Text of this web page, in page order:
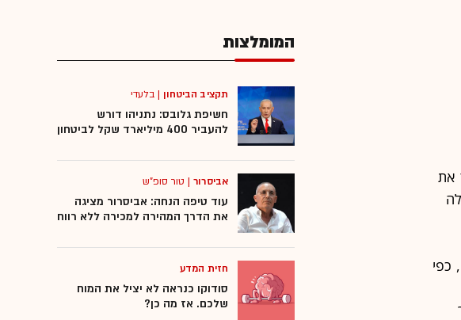
את
כפי
אלביט מערכות
חמאס
פלסטינים
הרשות הפלסטינית
בחירות
אנטישמיות
המומלצות
תקציב הביטחון |בלעדי
חשיפת גלובס: נתניהו דורש
להעביר 400 מיליארד שקל לביטחון
אביסרור| טור סופ"ש
עוד טיפה הנחה: אביסרור מציגה
את הדרך המהירה למכירה ללא רווח
חזית המדע
סודוקו כנראה לא יציל את המוח
שלכם. אז מה כן?